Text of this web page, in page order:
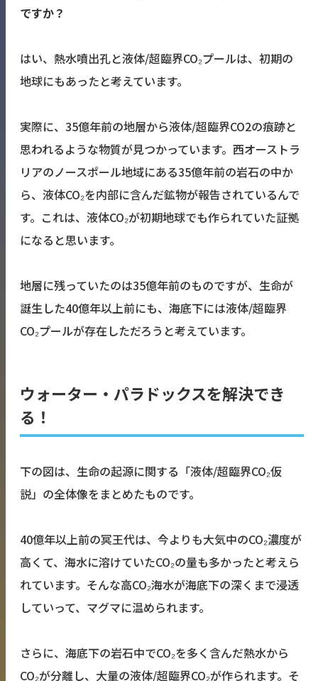
ですか？
はい、熱水噴出孔と液体/超臨界CO₂プールは、初期の
地球にもあったと考えています。
実際に、35億年前の地層から液体/超臨界CO2の痕跡と
思われるような物質が見つかっています。西オーストラ
リアのノースポール地域にある35億年前の岩石の中か
ら、液体CO₂を内部に含んだ鉱物が報告されているんで
す。これは、液体CO₂が初期地球でも作られていた証拠
になると思います。
地層に残っていたのは35億年前のものですが、生命が
誕生した40億年以上前にも、海底下には液体/超臨界
CO₂プールが存在しただろうと考えています。
ウォーター・パラドックスを解決でき
る！
下の図は、生命の起源に関する「液体/超臨界CO₂仮
説」の全体像をまとめたものです。
40億年以上前の冥王代は、今よりも大気中のCO₂濃度が
高くて、海水に溶けていたCO₂の量も多かったと考えら
れています。そんな高CO₂海水が海底下の深くまで浸透
していって、マグマに温められます。
さらに、海底下の岩石中でCO₂を多く含んだ熱水から
CO₂が分離し、大量の液体/超臨界CO₂が作られます。そ